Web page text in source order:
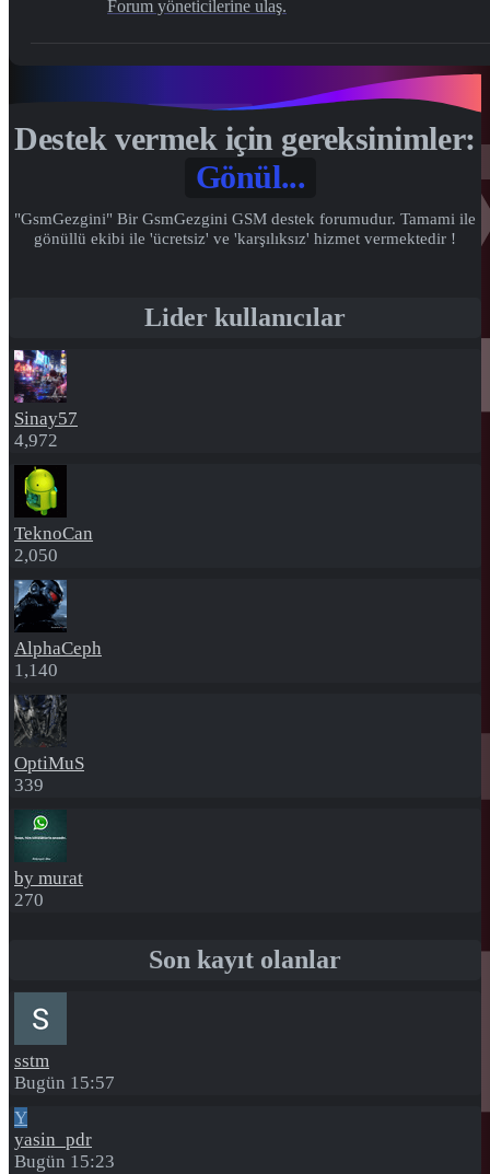
Forum yöneticilerine ulaş.
Destek vermek için gereksinimler:
Gönül...
"GsmGezgini" Bir GsmGezgini GSM destek forumudur. Tamami ile
gönüllü ekibi ile 'ücretsiz' ve 'karşılıksız' hizmet vermektedir !
Lider kullanıcılar
Sinay57
4,972
TeknoCan
2,050
AlphaCeph
1,140
OptiMuS
339
by murat
270
Son kayıt olanlar
sstm
Bugün 15:57
Y
yasin_pdr
Bugün 15:23